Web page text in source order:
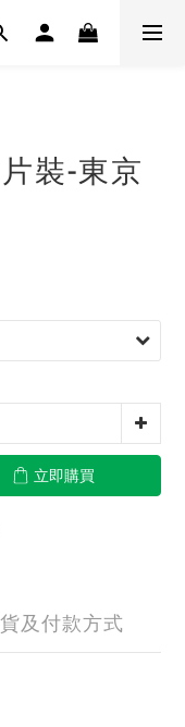
裝-東京
立即購買
及付款方式